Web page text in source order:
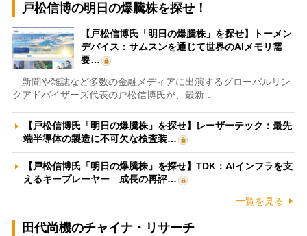
戸松信博の明日の爆騰株を探せ！
【戸松信博氏「明日の爆騰株」を探せ】トーメン
デバイス：サムスンを通じて世界のAIメモリ需
要…
新聞や雑誌など多数の金融メディアに出演するグローバルリン
クアドバイザーズ代表の戸松信博氏が、最新…
【戸松信博氏「明日の爆騰株」を探せ】レーザーテック：最先
端半導体の製造に不可欠な検査装…
【戸松信博氏「明日の爆騰株」を探せ】TDK：AIインフラを支
えるキープレーヤー 成長の再評…
一覧を見る
田代尚機のチャイナ・リサーチ